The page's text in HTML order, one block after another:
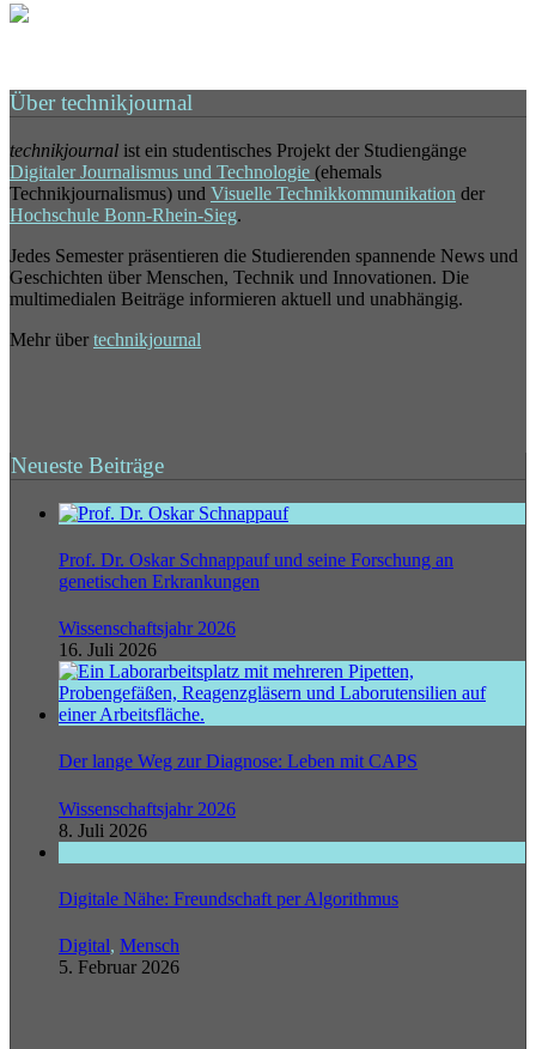
Über technikjournal
technikjournal ist ein studentisches Projekt der Studiengänge
Digitaler Journalismus und Technologie (ehemals
Technikjournalismus) und Visuelle Technikkommunikation der
Hochschule Bonn-Rhein-Sieg.
Jedes Semester präsentieren die Studierenden spannende News und
Geschichten über Menschen, Technik und Innovationen. Die
multimedialen Beiträge informieren aktuell und unabhängig.
Mehr über technikjournal
Neueste Beiträge
Prof. Dr. Oskar Schnappauf und seine Forschung an
genetischen Erkrankungen
Wissenschaftsjahr 2026
16. Juli 2026
Der lange Weg zur Diagnose: Leben mit CAPS
Wissenschaftsjahr 2026
8. Juli 2026
Digitale Nähe: Freundschaft per Algorithmus
Digital, Mensch
5. Februar 2026